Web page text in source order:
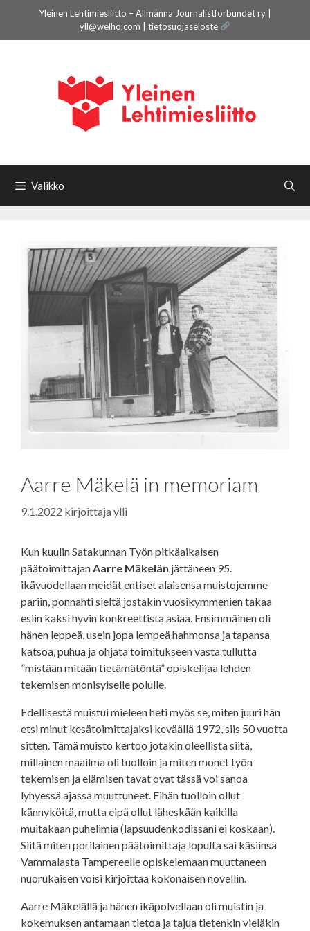
Yleinen Lehtimiesliitto – Allmänna Journalistförbundet ry |
yll@welho.com |tietosuojaseloste
Valikko
Aarre Mäkelä in memoriam
9.1.2022 kirjoittajaylli
Kun kuulin Satakunnan Työn pitkäaikaisen
päätoimittajanAarre Mäkelän jättäneen 95.
ikävuodellaan meidät entiset alaisensa muistojemme
pariin, ponnahti sieltä jostakin vuosikymmenien takaa
esiin kaksi hyvin konkreettista asiaa. Ensimmäinen oli
hänen leppeä, usein jopa lempeä hahmonsa ja tapansa
katsoa, puhua ja ohjata toimitukseen vasta tullutta
”mistään mitään tietämätöntä” opiskelijaa lehden
tekemisen monisyiselle polulle.
Edellisestä muistui mieleen heti myös se, miten juuri hän
etsi minut kesätoimittajaksi keväällä 1972, siis 50 vuotta
sitten. Tämä muisto kertoo jotakin oleellista siitä,
millainen maailma oli tuolloin ja miten monet työn
tekemisen ja elämisen tavat ovat tässä voi sanoa
lyhyessä ajassa muuttuneet. Eihän tuolloin ollut
kännyköitä, mutta eipä ollut läheskään kaikilla
muitakaan puhelimia (lapsuudenkodissani ei koskaan).
Siitä miten porilainen päätoimittaja lopulta sai käsiinsä
Vammalasta Tampereelle opiskelemaan muuttaneen
nuorukaisen voisi kirjoittaa kokonaisen novellin.
Aarre Mäkelällä ja hänen ikäpolvellaan oli muistin ja
kokemuksen antamaan tietoa ja tajua tietenkin vieläkin